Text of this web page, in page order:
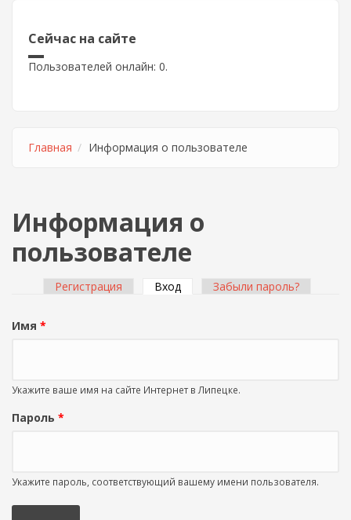
Сейчас на сайте
Пользователей онлайн: 0.
Главная Информация о пользователе
Информация о
пользователе
Регистрация Вход (активная вкладка)
Забыли пароль?
Имя *
Укажите ваше имя на сайте Интернет в Липецке.
Пароль *
Укажите пароль, соответствующий вашему имени пользователя.